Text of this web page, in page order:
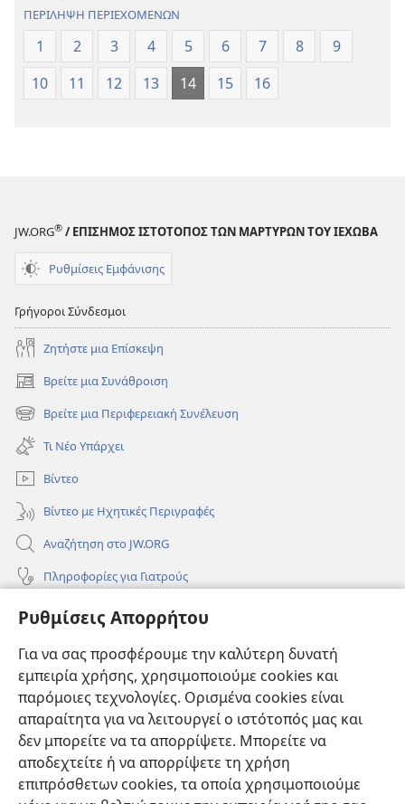
Ρυθμίσεις Απορρήτου
Για να σας προσφέρουμε την καλύτερη δυνατή
εμπειρία χρήσης, χρησιμοποιούμε cookies και
παρόμοιες τεχνολογίες. Ορισμένα cookies είναι
απαραίτητα για να λειτουργεί ο ιστότοπός μας και
δεν μπορείτε να τα απορρίψετε. Μπορείτε να
αποδεχτείτε ή να απορρίψετε τη χρήση
επιπρόσθετων cookies, τα οποία χρησιμοποιούμε
2017)2017)
ΠΕΡΙΛΗΨΗ ΠΕΡΙΕΧΟΜΕΝΩΝ
1 2 3 4 5 6 7 8
9
10
11 12 13 14 15 16
JW.ORG® / ΕΠΙΣΗΜΟΣ ΙΣΤΟΤΟΠΟΣ ΤΩΝ ΜΑΡΤΥΡΩΝ ΤΟΥ ΙΕΧΩΒΑ
Ρυθμίσεις Εμφάνισης
Γρήγοροι Σύνδεσμοι
Ζητήστε μια Επίσκεψη
Βρείτε μια Συνάθροιση
(ανοίγει
νέο
παράθυρο)
Βρείτε μια Περιφερειακή Συνέλευση
(ανοίγει
νέο
παράθυρο)
Τι Νέο Υπάρχει
Βίντεο
Βίντεο με Ηχητικές Περιγραφές
Αναζήτηση στο JW.ORG
Πληροφορίες για Γιατρούς
Πληροφορίες για Επίσημους Φορείς και ΜΜΕ
Συνεισφορές
(ανοίγει
παράθυρο)ΔΙΑΔΙΚΤΥΑΚΗ ΒΙΒΛΙΟΘΗΚΗ της Σκοπιάς™
(ανοίγει
νέο
παράθυρο)
JW Hub
(ανοίγει